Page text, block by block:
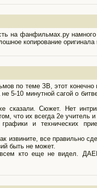
на фанфильмах.ру
копирование оригинала
по теме ЗВ, этот конечно
5-10 минутной сагой о
сказали. Сюжет. Нет
что их всегда 2е учитель и
и технических
извините, все правильно
быть не может.
и всем кто еще не